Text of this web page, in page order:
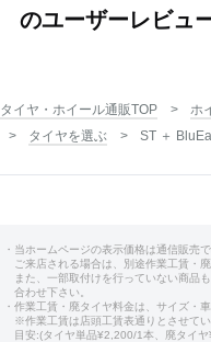
のユーザーレビュ
タイヤ・ホイール通販TOP ホ
タイヤを選ぶ
ST ＋
・当ホームページの表示価格は通信販売
ご来店される場合は、別途作業工賃・
また、一部取付けを行っていない商品
合わせ下さい。
・作業工賃・廃タイヤ料金は、サイズ・
※作業工賃は店頭工賃表通りとさせてい
目安:(タイヤ単品¥2,200/1本、廃タイ